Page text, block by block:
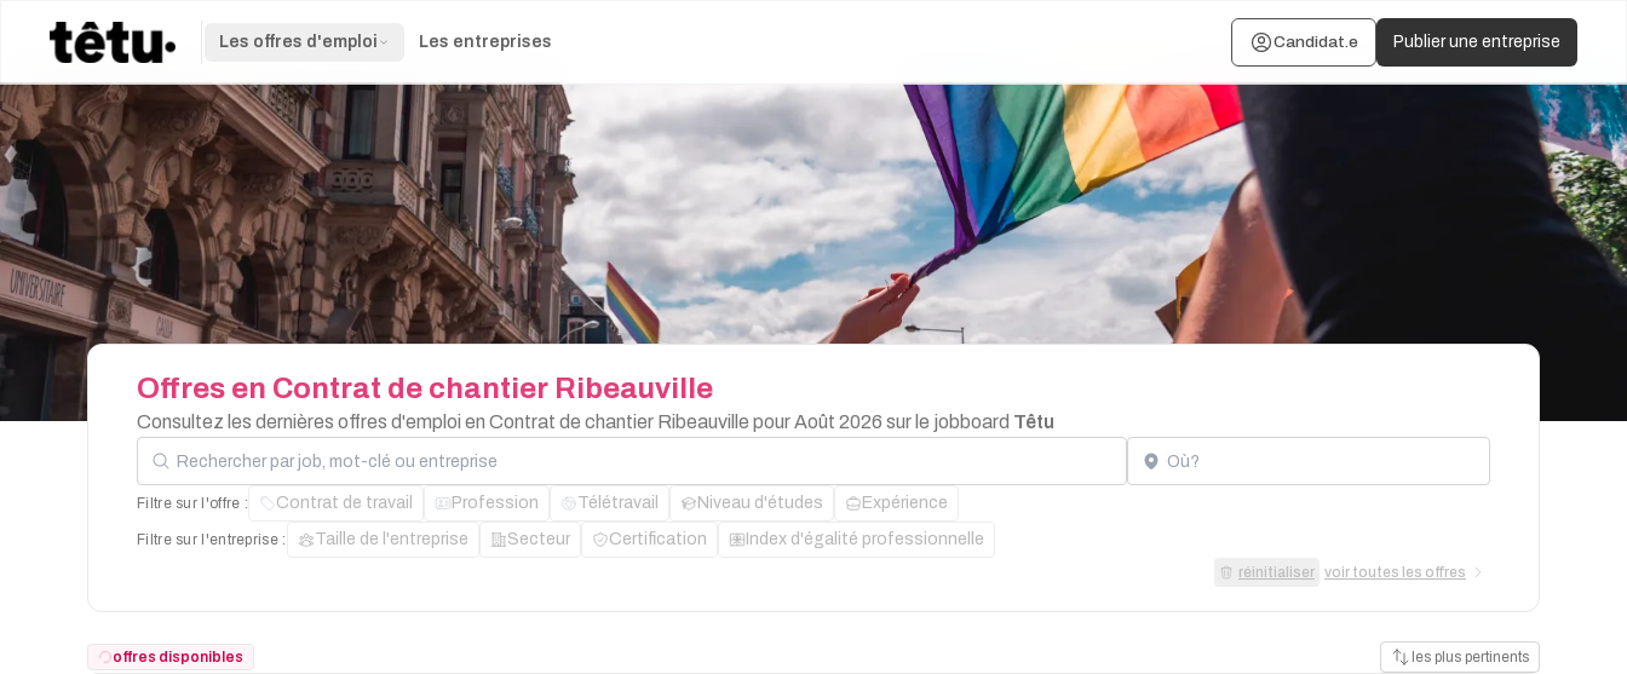
Les offres d'emploi Les entreprises Candidat.e Publier une entreprise
Offres en Contrat de chantier Ribeauville
Consultez les dernières offres d'emploi en Contrat de chantier Ribeauville pour Août 2026 sur le jobboard Têtu
Rechercher par job, mot-clé ou entreprise Localisation
Filtre sur l'offre : Contrat de travail Profession Télétravail Niveau d'études Expérience
Filtre sur l'entreprise : Taille de l'entreprise Secteur Certification Index d'égalité professionnelle
réinitialiser voir toutes les offres
offres disponibles les plus pertinents